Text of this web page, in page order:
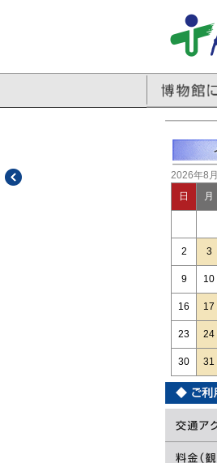
2026年8月
日 月
2 3
9 10
16 17
23 24
30 31